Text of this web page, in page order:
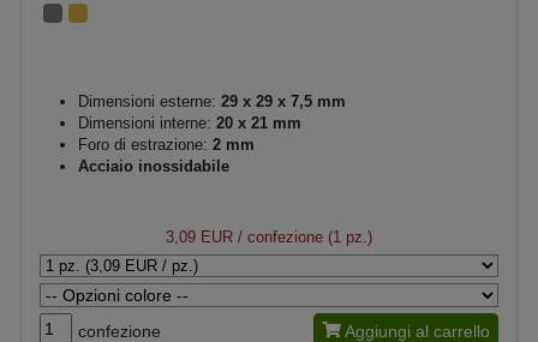
Dimensioni esterne: 29 x 29 x 7,5 mm
Dimensioni interne: 20 x 21 mm
Foro di estrazione: 2 mm
Acciaio inossidabile
3,09 EUR / confezione (1 pz.)
confezione Aggiungi al carrello